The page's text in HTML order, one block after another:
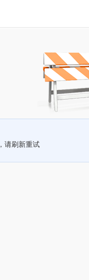
请刷新重试